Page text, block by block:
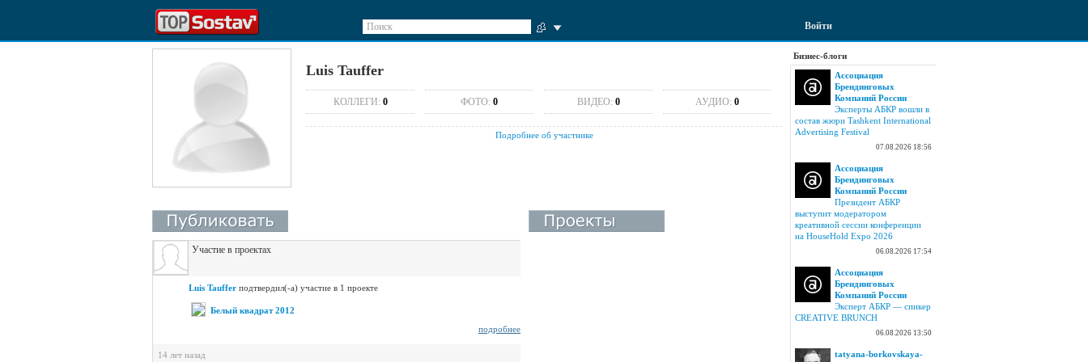
Поиск Войти
Luis Tauffer
КОЛЛЕГИ: 0 ФОТО: 0 ВИДЕО: 0 АУДИО: 0
Подробнее об участнике
Участие в проектах
Luis Tauffer подтвердил(-а) участие в 1 проекте
Белый квадрат 2012
подробнее
14 лет назад
Бизнес-блоги
Ассоциация
Брендинговых
Компаний России
Эксперты АБКР вошли в
состав жюри Tashkent International
Advertising Festival
07.08.2026 18:56
Ассоциация
Брендинговых
Компаний России
Президент АБКР
выступит модератором
креативной сессии конференции
на HouseHold Expo 2026
06.08.2026 17:54
Ассоциация
Брендинговых
Компаний России
Эксперт АБКР — спикер
CREATIVE BRUNCH
06.08.2026 13:50
tatyana-borkovskaya-